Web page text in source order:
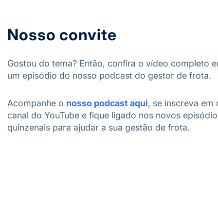
Nosso convite
Gostou do tema? Então, confira o vídeo completo
um episódio do nosso podcast do gestor de frota.
Acompanhe o nosso podcast aqui, se inscreva em
canal do YouTube e fique ligado nos novos
quinzenais para ajudar a sua gestão de frota.